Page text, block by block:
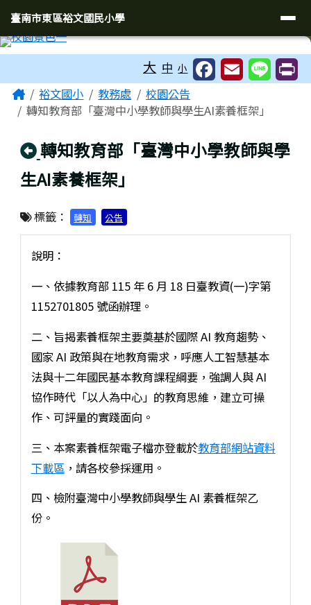
臺南市東區裕文國民小學
導覽列
臺南市東區裕文國民小學
大 中 小
主內容區域
Home裕文國小 教務處
校園公告
轉知教育部「臺灣中小學教師與學生AI素養框架」
回上頁
轉知教育部「臺灣中小學教師與學
生AI素養框架」
標籤： 轉知 公告
說明：
一、依據教育部 115 年 6 月 18 日臺教資(一)字第
1152701805 號函辦理。
二、旨揭素養框架主要奠基於國際 AI 教育趨勢、
國家 AI 政策與在地教育需求，呼應人工智慧基本
法與十二年國民基本教育課程綱要，強調人與 AI
協作時代「以人為中心」的教育思維，建立可操
作、可評量的實踐面向。
三、本案素養框架電子檔亦登載於教育部網站資料
下載區 ，請各校參採運用。
四、檢附臺灣中小學教師與學生 AI 素養框架乙
份。
頁尾區域